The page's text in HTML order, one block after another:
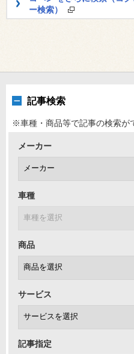
ー検索）
記事検索
※車種・商品等で記事の検索が
メーカー
車種
商品
サービス
記事指定